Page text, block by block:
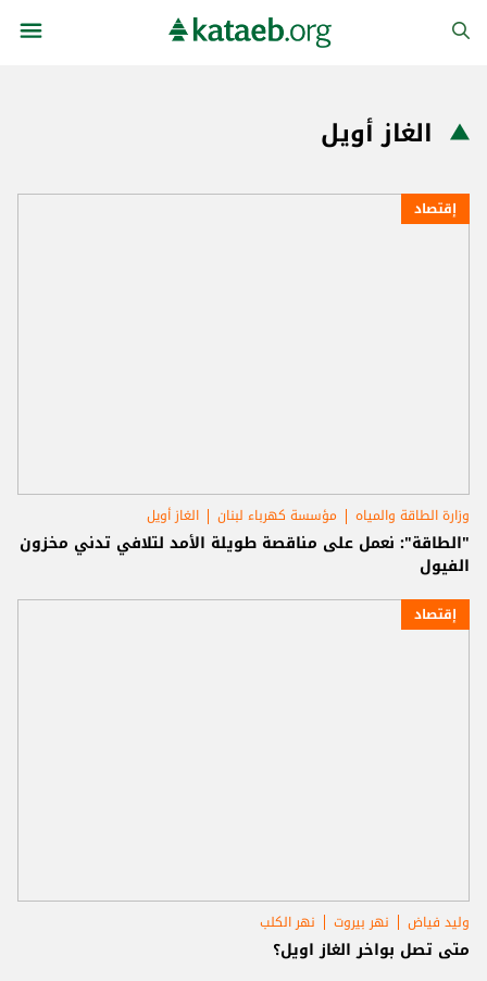
الغاز أويل
إقتصاد
وزارة الطاقة والمياه مؤسسة كهرباء لبنان الغاز أويل
"الطاقة": نعمل على مناقصة طويلة الأمد لتلافي تدني مخزون
الفيول
إقتصاد
وليد فياض نهر بيروت نهر الكلب
متى تصل بواخر الغاز اويل؟